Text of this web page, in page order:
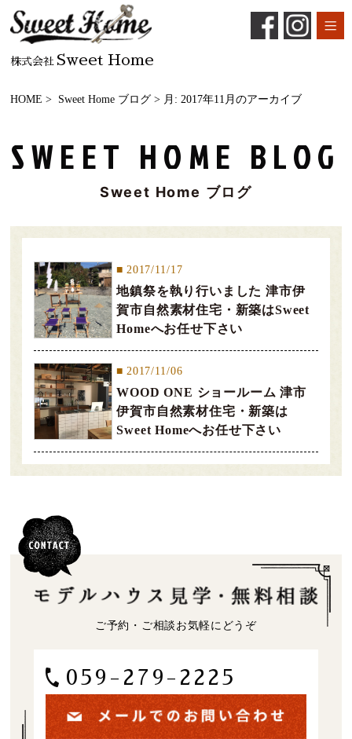
株式会社 Sweet Home
HOME > Sweet Home ブログ > 月: 2017年11月のアーカイブ
SWEET HOME BLOG
Sweet Home ブログ
2017/11/17
地鎮祭を執り行いました 津市伊
賀市自然素材住宅・新築はSweet
Homeへお任せ下さい
2017/11/06
WOOD ONE ショールーム 津市
伊賀市自然素材住宅・新築は
Sweet Homeへお任せ下さい
ご予約・ご相談お気軽にどうぞ
059-279-2225